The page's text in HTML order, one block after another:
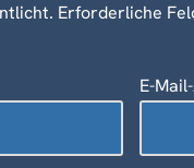
Erforderliche
E-